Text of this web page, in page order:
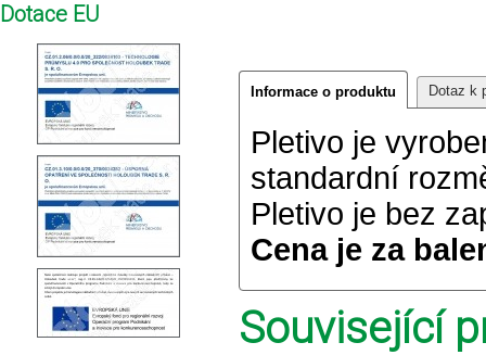
Informace o produktu Dotaz k
Pletivo je
standardní
Pletivo je bez
Cena je za
Související
Dotace EU